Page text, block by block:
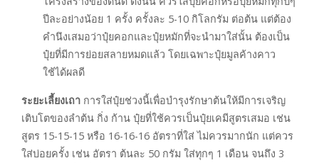
ปีละอย่างน้อย 1 ครั้ง ครั้งละ 5-10 กิโลกรัม ต่อต้น แต่ต้อง
คำนึงเสมอว่าปุ๋ยคอกและปุ๋ยหมักที่จะนำมาใส่นั้น ต้องเป็น
ปุ๋ยที่มีการย่อยสลายหมดแล้ว โดยเฉพาะปุ๋ยมูลค้างคาว
ใช้ได้ผลดี
ระยะเลี้ยงเถา การใส่ปุ๋ยช่วงนี้เพื่อบำรุงรักษาต้นให้มีการเจริญ
เติบโตของลำต้น กิ่ง ก้าน ปุ๋ยที่ใช้ควรเป็นปุ๋ยเคมีสูตรเสมอ เช่น
สูตร 15-15-15 หรือ 16-16-16 อัตราที่ใส่ ไม่ควรมากนัก แต่ควร
ใส่บ่อยครั้ง เช่น อัตรา ต้นละ 50 กรัม ใส่ทุกๆ 1 เดือน จนถึง 3